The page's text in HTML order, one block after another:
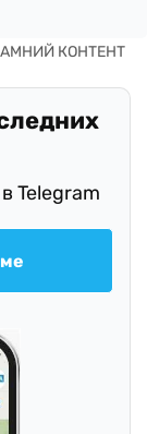
Telegram